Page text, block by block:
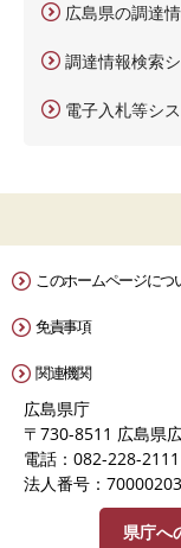
広島県の調達
調達情報検索
電子入札等シ
このホームページにつ
免責事項
関連機関
広島県庁
〒730-8511 広島県
電話：082-228-2111
法人番号：
県庁へ